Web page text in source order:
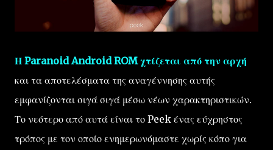
Η Paranoid Android ROM χτίζεται από την αρχή
και τα αποτελέσματα της αναγέννησης αυτής
εμφανίζονται σιγά σιγά μέσω νέων χαρακτηριστικών.
Το νεότερο από αυτά είναι το Peek ένας εύχρηστος
τρόπος με τον οποίο ενημερωνόμαστε χωρίς κόπο για